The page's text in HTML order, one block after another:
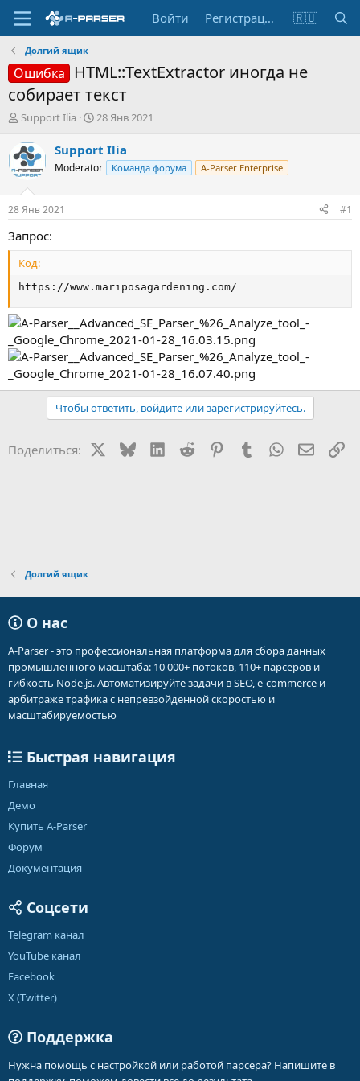
Войти Регистрация 🇷🇺
Долгий ящик
Ошибка
HTML::TextExtractor иногда не
собирает текст
А
т
о
р
т
е
м
ы
Support Ilia
Д
т
н
а
а
28 Янв 2021
Support Ilia
Moderator Команда форума A-Parser Enterprise
28 Янв 2021 #1
Запрос:
Код:
https://www.mariposagardening.com/
Чтобы ответить, войдите или зарегистрируйтесь.
Поделиться: BlueskyLinkedIn
Reddit PinterestTumblr WhatsApp
Долгий ящик
О нас
A-Parser - это профессиональная платформа для сбора данных
промышленного масштаба: 10 000+ потоков, 110+ парсеров и
гибкость Node.js. Автоматизируйте задачи в SEO, e-commerce и
арбитраже трафика с непревзойденной скоростью и
масштабируемостью
Быстрая навигация
Главная
Демо
Купить A-Parser
Форум
Документация
Соцсети
Telegram канал
YouTube канал
Facebook
X (Twitter)
Поддержка
Нужна помощь с настройкой или работой парсера? Напишите в